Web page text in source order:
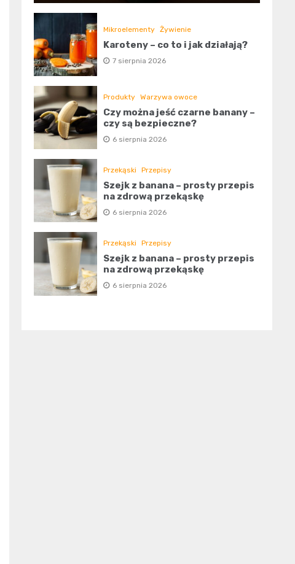
Mikroelementy Żywienie
Karoteny – co to i jak działają?
7 sierpnia 2026
Produkty Warzywa owoce
Czy można jeść czarne banany –
czy są bezpieczne?
6 sierpnia 2026
Przekąski Przepisy
Szejk z banana – prosty przepis
na zdrową przekąskę
6 sierpnia 2026
Przekąski Przepisy
Szejk z banana – prosty przepis
na zdrową przekąskę
6 sierpnia 2026